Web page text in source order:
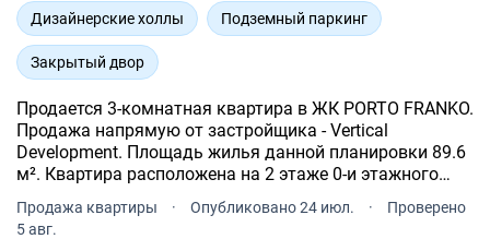
Дизайнерские холлы Подземный паркинг
Закрытый двор
Продается 3-комнатная квартира в ЖК PORTO FRANKO.
Продажа напрямую от застройщика - Vertical
Development. Площадь жилья данной планировки 89.6
м². Квартира расположена на 2 этаже 0-и этажного
Продажа квартиры · Опубликовано 24 июл. ·
Проверено
5 авг.